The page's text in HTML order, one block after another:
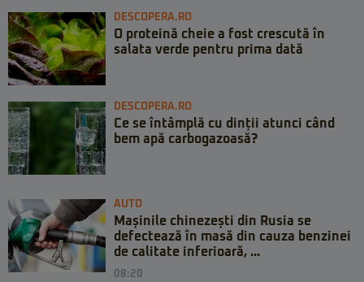
DESCOPERA.RO
O proteină cheie a fost crescută în
salata verde pentru prima dată
DESCOPERA.RO
Ce se întâmplă cu dinții atunci când
bem apă carbogazoasă?
AUTO
Mașinile chinezești din Rusia se
defectează în masă din cauza benzinei
de calitate inferioară, ...
08:20